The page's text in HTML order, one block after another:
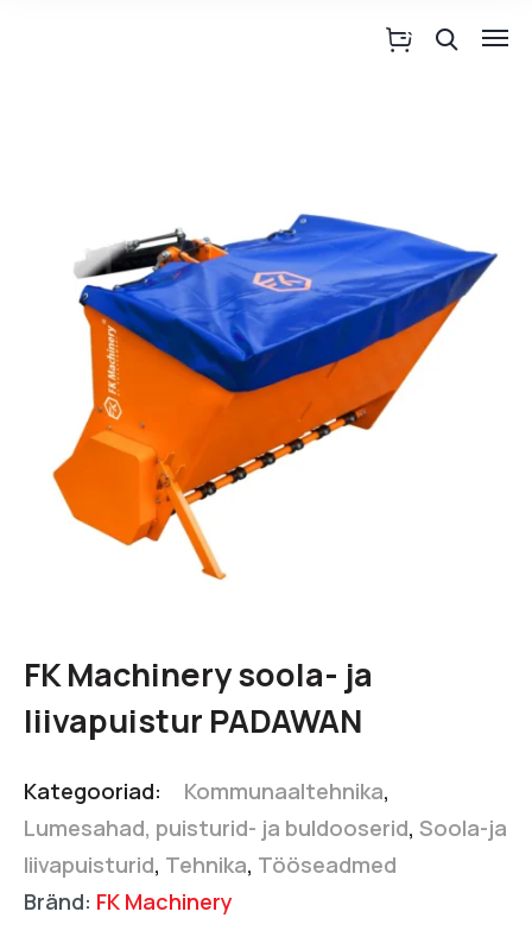
FK Machinery soola- ja
liivapuistur PADAWAN
Kategooriad: Kommunaaltehnika,
Lumesahad, puisturid- ja buldooserid, Soola-ja
liivapuisturid, Tehnika, Tööseadmed
Bränd: FK Machinery